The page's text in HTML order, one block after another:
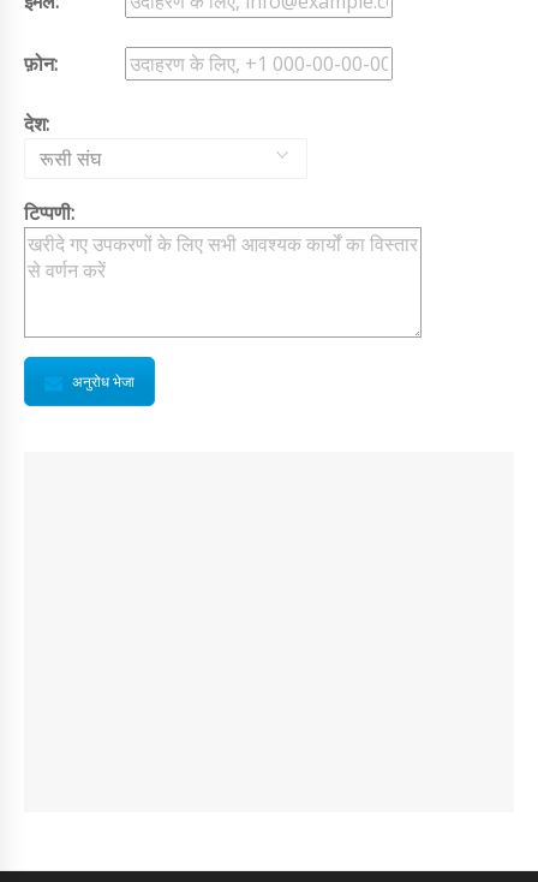
फ़ोन:
देश:
रूसी संघ
टिप्पणी:
अनुरोध भेजा